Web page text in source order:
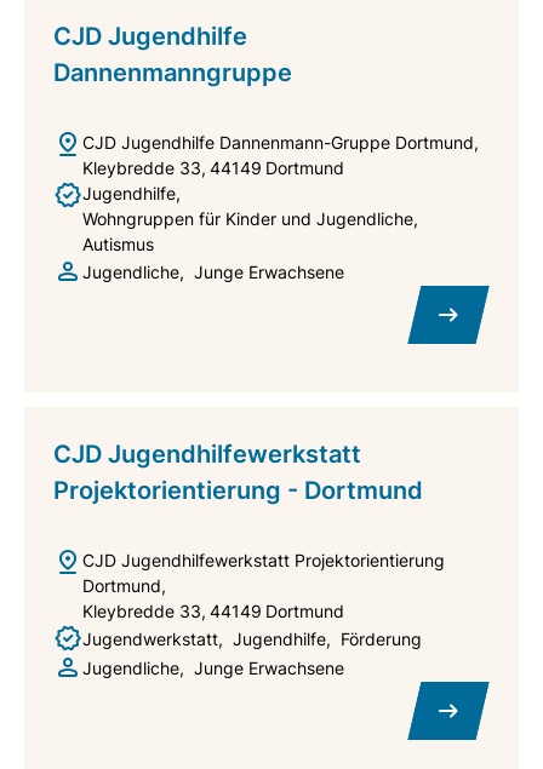
CJD Jugendhilfe
Dannenmanngruppe
CJD Jugendhilfe Dannenmann-Gruppe Dortmund
Kleybredde 33 44149 Dortmund
Jugendhilfe
Wohngruppen für Kinder und Jugendliche
Autismus
Jugendliche
Junge Erwachsene
CJD Jugendhilfewerkstatt
Projektorientierung - Dortmund
CJD Jugendhilfewerkstatt Projektorientierung
Dortmund
Kleybredde 33 44149 Dortmund
Jugendwerkstatt
Jugendhilfe
Förderung
Jugendliche
Junge Erwachsene